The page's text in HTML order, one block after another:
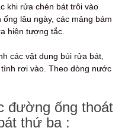
khi rửa chén bát trôi vào
lâu ngày, các mảng bám
hiện tượng tắc.
các vật dụng búi rửa bát,
rơi vào. Theo dòng nước
đường ống thoát
thứ ba :